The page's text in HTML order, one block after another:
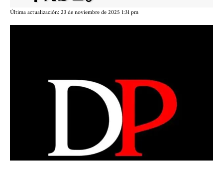
Última actualización: 23 de noviembre de 2025 1:31 pm